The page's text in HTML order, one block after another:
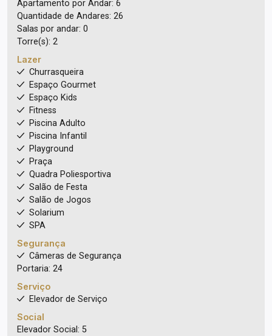
Apartamento por Andar: 6
Quantidade de Andares: 26
Salas por andar: 0
Torre(s): 2
Lazer
Churrasqueira
Espaço Gourmet
Espaço Kids
Fitness
Piscina Adulto
Piscina Infantil
Playground
Praça
Quadra Poliesportiva
Salão de Festa
Salão de Jogos
Solarium
SPA
Segurança
Câmeras de Segurança
Portaria: 24
Serviço
Elevador de Serviço
Social
Elevador Social: 5